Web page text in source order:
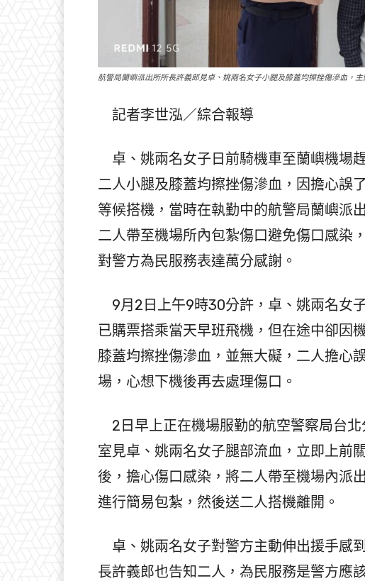
航警局蘭嶼派出所所長許義郎見卓、姚兩名女子小腿及膝蓋均擦挫傷滲血，
記者李世泓／綜合報導
卓、姚兩名女子日前騎機車至蘭嶼機場
二人小腿及膝蓋均擦挫傷滲血，因擔心誤
等候搭機，當時在執勤中的航警局蘭嶼派
二人帶至機場所內包紮傷口避免傷口感染
對警方為民服務表達萬分感謝。
9月2日上午9時30分許，卓、姚兩名女
已購票搭乘當天早班飛機，但在途中卻因
膝蓋均擦挫傷滲血，並無大礙，二人擔心
場，心想下機後再去處理傷口。
2日早上正在機場服勤的航空警察局台
室見卓、姚兩名女子腿部流血，立即上前
後，擔心傷口感染，將二人帶至機場內派
進行簡易包紮，然後送二人搭機離開。
卓、姚兩名女子對警方主動伸出援手感
長許義郎也告知二人，為民服務是警方應